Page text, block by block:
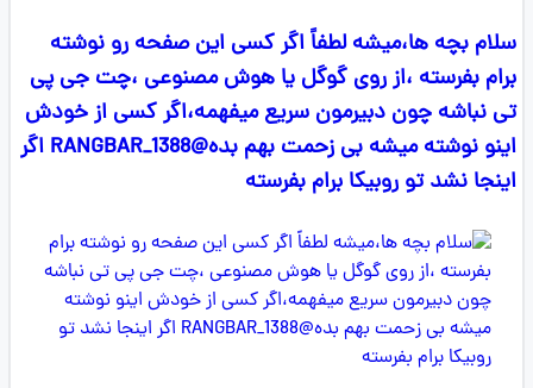
سلام بچه ها،میشه لطفاً اگر کسی این صفحه رو نوشته
برام بفرسته ،از روی گوگل یا هوش مصنوعی ،چت جی پی
تی نباشه چون دبیرمون سریع میفهمه،اگر کسی از خودش
اینو نوشته میشه بی زحمت بهم بده@RANGBAR_1388 اگر
اینجا نشد تو روبیکا برام بفرسته